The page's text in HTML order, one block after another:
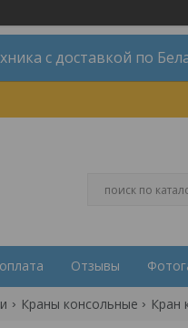
с доставкой по
Отзывы
Краны консольные Кран